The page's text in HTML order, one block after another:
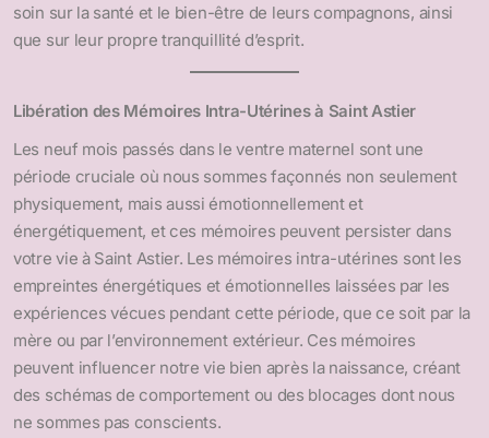
soin sur la santé et le bien-être de leurs compagnons, ainsi
que sur leur propre tranquillité d’esprit.
Libération des Mémoires Intra-Utérines à Saint Astier
Les neuf mois passés dans le ventre maternel sont une
période cruciale où nous sommes façonnés non seulement
physiquement, mais aussi émotionnellement et
énergétiquement, et ces mémoires peuvent persister dans
votre vie à Saint Astier. Les mémoires intra-utérines sont les
empreintes énergétiques et émotionnelles laissées par les
expériences vécues pendant cette période, que ce soit par la
mère ou par l’environnement extérieur. Ces mémoires
peuvent influencer notre vie bien après la naissance, créant
des schémas de comportement ou des blocages dont nous
ne sommes pas conscients.